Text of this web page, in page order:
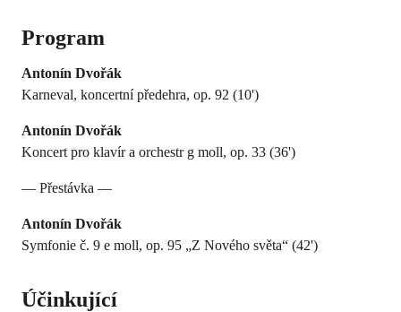
Program
Antonín Dvořák
Karneval, koncertní předehra, op. 92 (10')
Antonín Dvořák
Koncert pro klavír a orchestr g moll, op. 33 (36')
— Přestávka —
Antonín Dvořák
Symfonie č. 9 e moll, op. 95 „Z Nového světa“ (42')
Účinkující